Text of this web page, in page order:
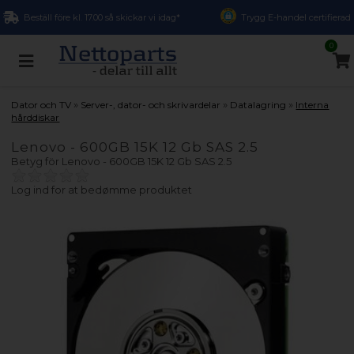
Beställ före kl. 17.00 så skickar vi idag* Trygg E-handel certifierad
0
Dator och TV » Server-, dator- och skrivardelar » Datalagring » Interna
hårddiskar
Lenovo - 600GB 15K 12 Gb SAS 2.5
Betyg för Lenovo - 600GB 15K 12 Gb SAS 2.5
Log ind for at bedømme produktet